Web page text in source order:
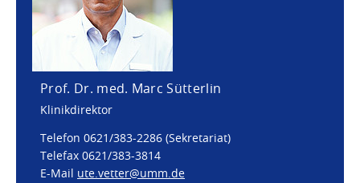
Prof. Dr. med. Marc Sütterlin
Klinikdirektor
Telefon 0621/383-2286 (Sekretariat)
Telefax 0621/383-3814
E-Mail ute.vetter@umm.de